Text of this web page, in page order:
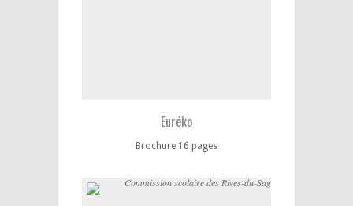
Euréko
Brochure 16 pages